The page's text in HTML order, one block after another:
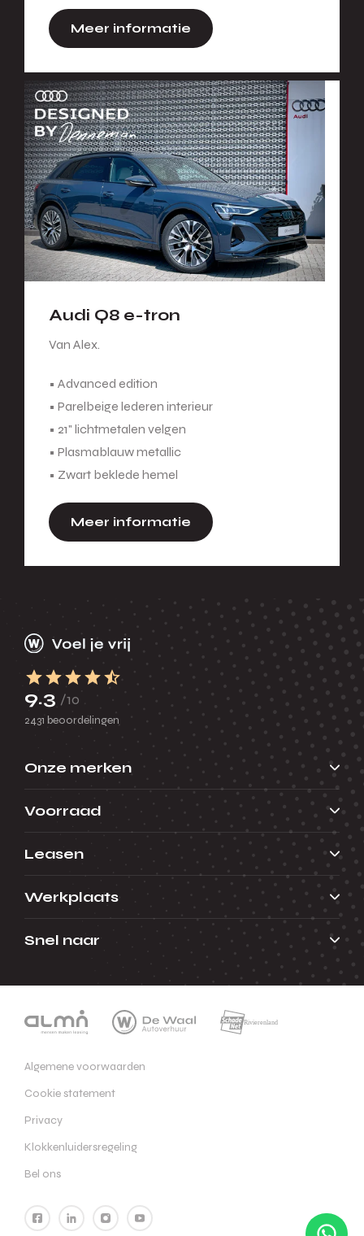
Meer informatie
Audi Q8 e-tron
Van Alex.
• Advanced edition
• Parelbeige lederen interieur
• 21" lichtmetalen velgen
• Plasmablauw metallic
• Zwart beklede hemel
Meer informatie
9.3 /10
2431 beoordelingen
Onze merken
Voorraad
Leasen
Werkplaats
Snel naar
Algemene voorwaarden
Cookie statement
Privacy
Klokkenluidersregeling
Bel ons